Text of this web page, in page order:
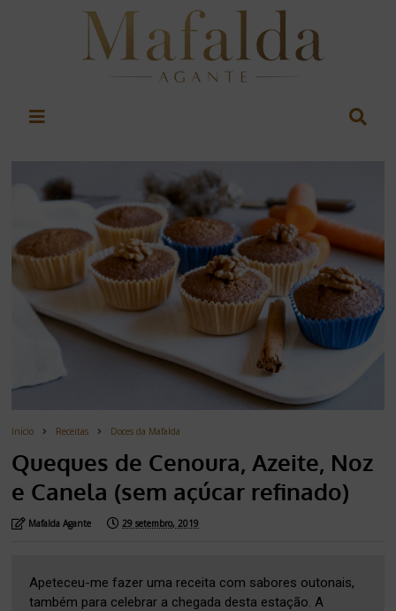
Inicio Receitas Doces da Mafalda
Queques de Cenoura, Azeite, Noz
e Canela (sem açúcar refinado)
Mafalda Agante 29 setembro, 2019
Apeteceu-me fazer uma receita com sabores outonais,
também para celebrar a chegada desta estação. A